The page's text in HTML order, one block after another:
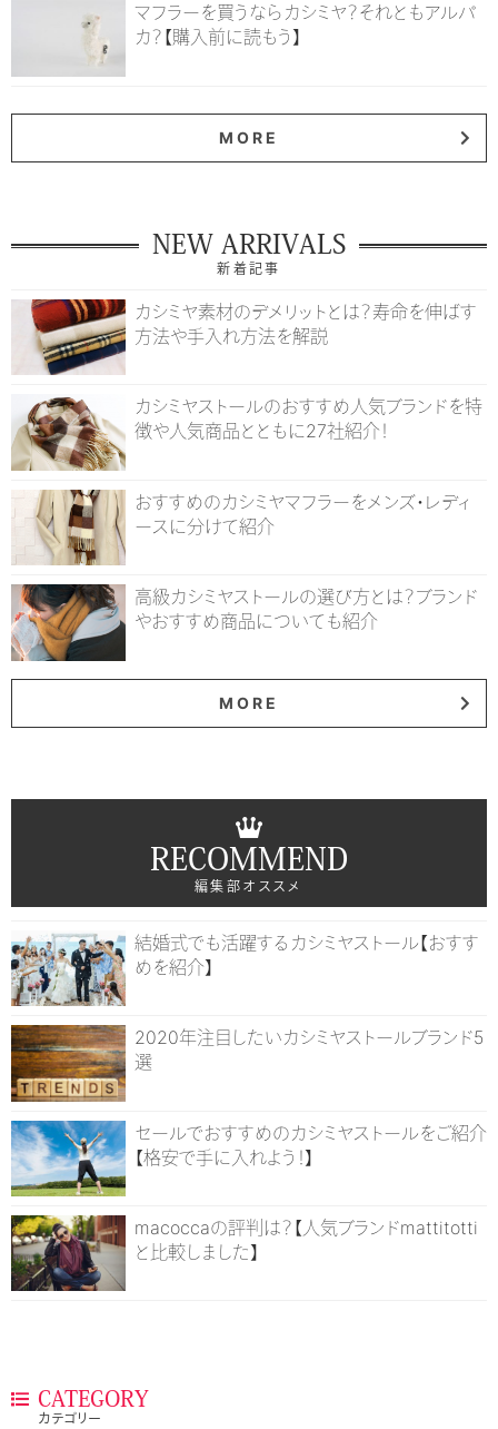
マフラーを買うならカシミヤ？それともアルパ
カ？【購入前に読もう】
MORE
NEW ARRIVALS
新着記事
カシミヤ素材のデメリットとは？寿命を伸ばす
方法や手入れ方法を解説
カシミヤストールのおすすめ人気ブランドを特
徴や人気商品とともに27社紹介！
おすすめのカシミヤマフラーをメンズ・レディ
ースに分けて紹介
高級カシミヤストールの選び方とは？ブランド
やおすすめ商品についても紹介
MORE
RECOMMEND
編集部オススメ
結婚式でも活躍するカシミヤストール【おすす
めを紹介】
2020年注目したいカシミヤストールブランド5
選
セールでおすすめのカシミヤストールをご紹介
【格安で手に入れよう！】
macoccaの評判は？【人気ブランドmattitotti
と比較しました】
CATEGORY
カテゴリー